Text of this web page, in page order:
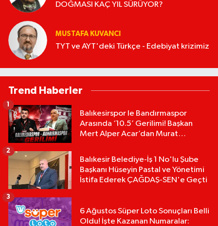
DOĞMASI KAÇ YIL SÜRÜYOR?
MUSTAFA KUVANCI
TYT ve AYT'deki Türkçe - Edebiyat krizimiz
Trend Haberler
Balıkesirspor le Bandırmaspor
Arasında ‘10.5’ Gerilimi! Başkan
Mert Alper Acar’dan Murat
1
Balıkesir Belediye-İş 1 No'lu Şube
Başkanı Hüseyin Pastal ve Yönetimi
İstifa Ederek ÇAĞDAŞ-SEN'e Geçti
2
6 Ağustos Süper Loto Sonuçları Belli
Oldu! İşte Kazanan Numaralar:
3